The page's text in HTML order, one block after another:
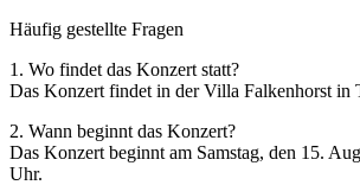
Häufig gestellte Fragen
1. Wo findet das Konzert statt?
Das Konzert findet in der Villa Falkenhorst in
2. Wann beginnt das Konzert?
Das Konzert beginnt am Samstag, den 15.
Uhr.